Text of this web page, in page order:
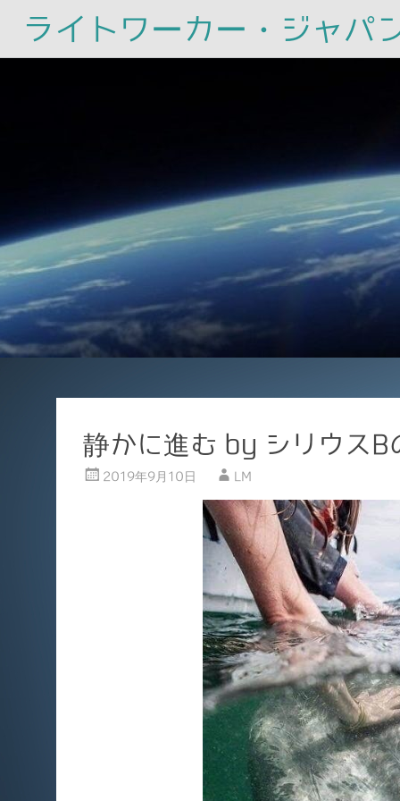
ライトワーカー・ジャパ
静かに進む by シリウスB
2019年9月10日 LM